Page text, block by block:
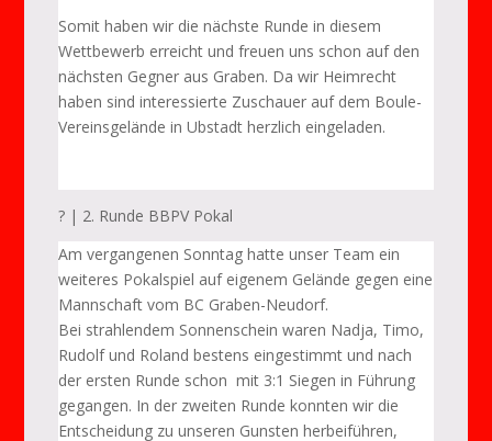
Somit haben wir die nächste Runde in diesem
Wettbewerb erreicht und freuen uns schon auf den
nächsten Gegner aus Graben. Da wir Heimrecht
haben sind interessierte Zuschauer auf dem Boule-
Vereinsgelände in Ubstadt herzlich eingeladen.
? | 2. Runde BBPV Pokal
Am vergangenen Sonntag hatte unser Team ein
weiteres Pokalspiel auf eigenem Gelände gegen eine
Mannschaft vom BC Graben-Neudorf.
Bei strahlendem Sonnenschein waren Nadja, Timo,
Rudolf und Roland bestens eingestimmt und nach
der ersten Runde schon mit 3:1 Siegen in Führung
gegangen. In der zweiten Runde konnten wir die
Entscheidung zu unseren Gunsten herbeiführen,